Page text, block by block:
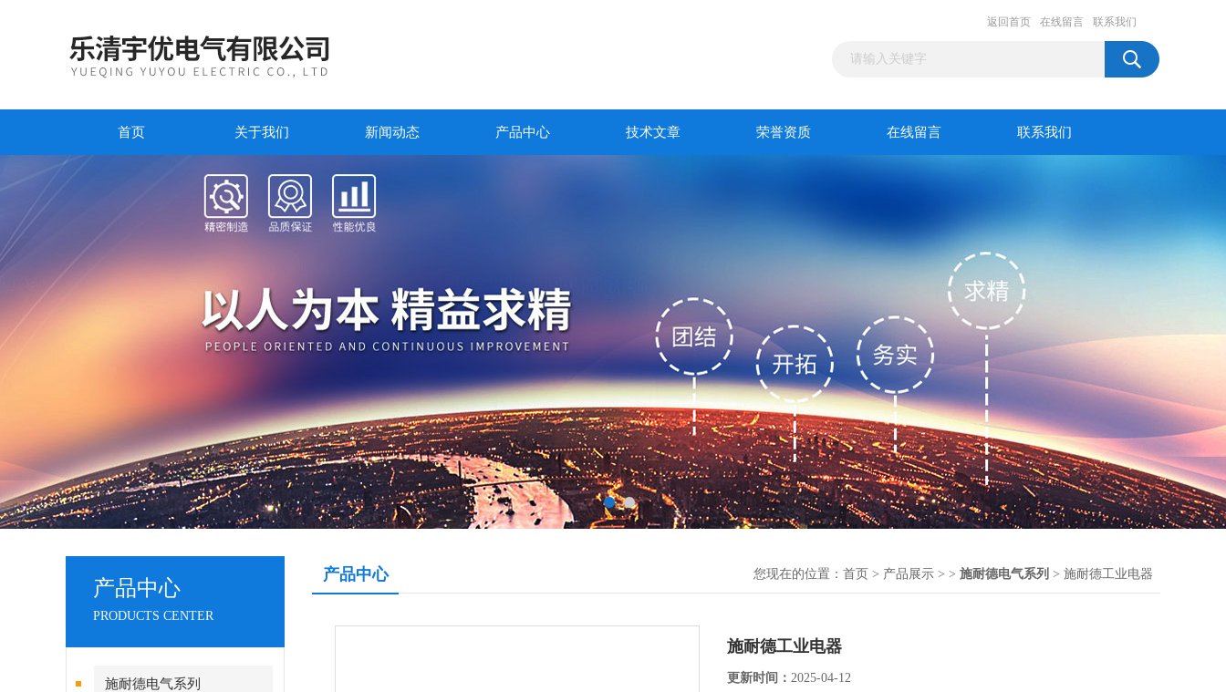
返回首页 在线留言 联系我们
首页 关于我们 新闻动态 产品中心 技术文章 荣誉资质 在线留言 联系我们
产品中心
PRODUCTS CENTER
施耐德电气系列
产品中心 您现在的位置： 首页 > 产品展示 > > 施耐德电气系列 > 施耐德工业电器
施耐德工业电器
更新时间： 2025-04-12